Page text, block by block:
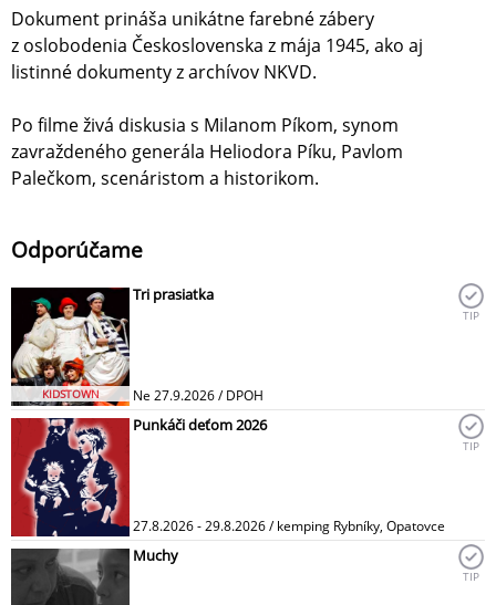
Dokument prináša unikátne farebné zábery
z oslobodenia Československa z mája 1945, ako aj
listinné dokumenty z archívov NKVD.
Po filme živá diskusia s Milanom Píkom, synom
zavraždeného generála Heliodora Píku, Pavlom
Palečkom, scenáristom a historikom.
Odporúčame
KIDSTOWN
Tri prasiatka
Ne 27.9.2026 / DPOH
TIP
Punkáči deťom 2026
27.8.2026 - 29.8.2026 / kemping Rybníky, Opatovce
TIP
Muchy
TIP